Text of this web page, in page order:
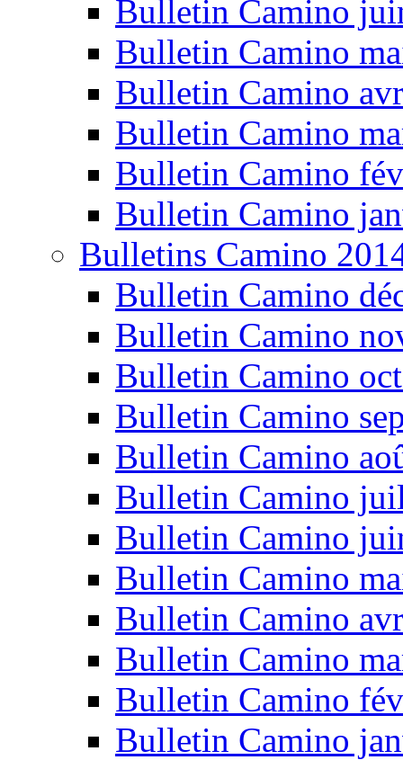
Bulletin Camino
Bulletin Camino
Bulletin Camino
Bulletin Camino
Bulletin Camino
Bulletin Camino
Bulletins Camino
Bulletin Camino
Bulletin Camino
Bulletin Camino
Bulletin Camino
Bulletin Camino
Bulletin Camino
Bulletin Camino
Bulletin Camino
Bulletin Camino
Bulletin Camino
Bulletin Camino
Bulletin Camino